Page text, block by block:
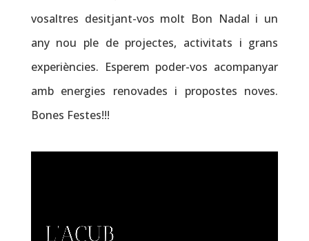
vosaltres desitjant-vos molt Bon Nadal i un
any nou ple de projectes, activitats i grans
experiències. Esperem poder-vos acompanyar
amb energies renovades i propostes noves.
Bones Festes!!!